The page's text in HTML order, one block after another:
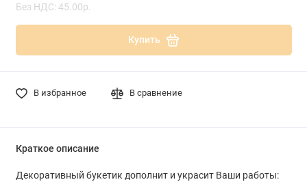
Без НДС: 45.00р.
Купить
В избранное В сравнение
Краткое описание
Декоративный букетик дополнит и украсит Ваши работы: